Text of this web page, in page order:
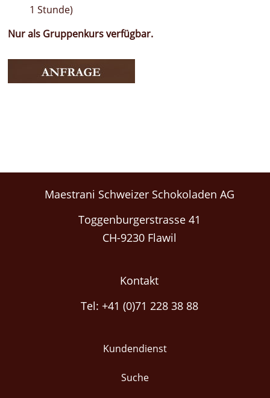
1 Stunde)
Nur als Gruppenkurs verfügbar.
Maestrani Schweizer Schokoladen AG
Toggenburgerstrasse 41
CH-9230 Flawil
Kontakt
Tel: +41 (0)71 228 38 88
Kundendienst
Suche